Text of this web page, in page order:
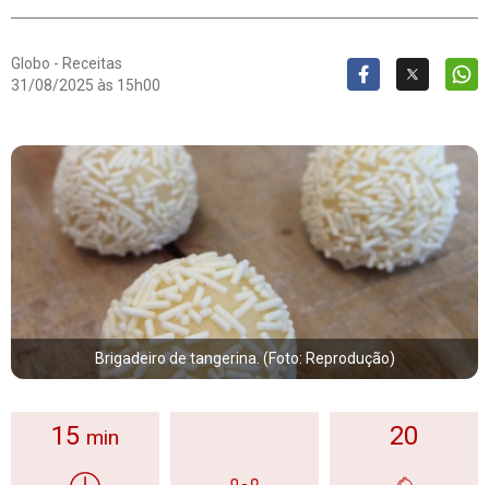
Globo - Receitas
31/08/2025 às 15h00
Brigadeiro de tangerina. (Foto: Reprodução)
15 min 20